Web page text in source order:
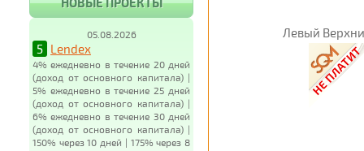
05.08.2026
5 Lendex
4% ежедневно в течение 20 дней
(доход от основного капитала) |
5% ежедневно в течение 25 дней
(доход от основного капитала) |
6% ежедневно в течение 30 дней
(доход от основного капитала) |
150% через 10 дней | 175% через 8
Левый